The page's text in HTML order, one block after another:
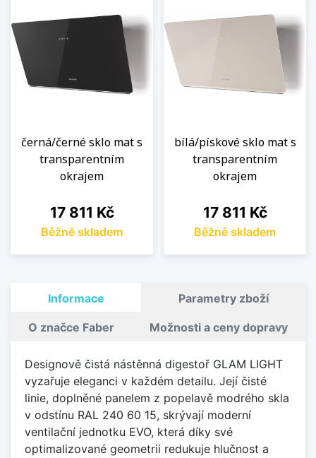
černá/černé sklo mat s
transparentním
okrajem
Cena
17 811 Kč
Běžně skladem
bílá/pískové sklo mat s
transparentním
okrajem
Cena
17 811 Kč
Běžně skladem
Informace Parametry zboží
O značce Faber Možnosti a ceny dopravy
Designově čistá nástěnná digestoř GLAM LIGHT
vyzařuje eleganci v každém detailu. Její čisté
linie, doplněné panelem z popelavě modrého skla
v odstínu RAL 240 60 15, skrývají moderní
ventilační jednotku EVO, která díky své
optimalizované geometrii redukuje hlučnost a